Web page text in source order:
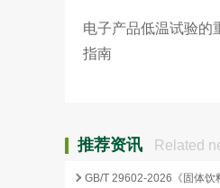
电子产品低温试验的
指南
推荐资讯 Related